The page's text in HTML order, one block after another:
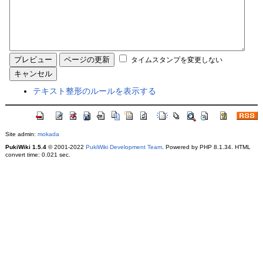
タイムスタンプを変更しない
テキスト整形のルールを表示する
Site admin: mokada
PukiWiki 1.5.4© 2001-2022 PukiWiki Development Team. Powered by PHP 8.1.34. HTML
convert time: 0.021 sec.